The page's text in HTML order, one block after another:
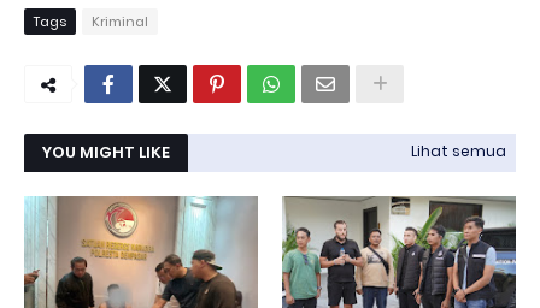
Tags Kriminal
YOU MIGHT LIKE Lihat semua